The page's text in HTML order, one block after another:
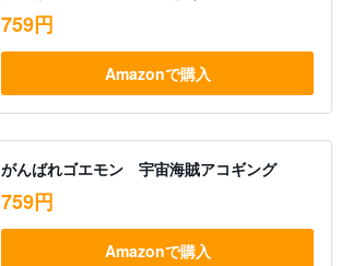
759円
Amazonで購入
がんばれゴエモン 宇宙海賊アコギング
759円
Amazonで購入